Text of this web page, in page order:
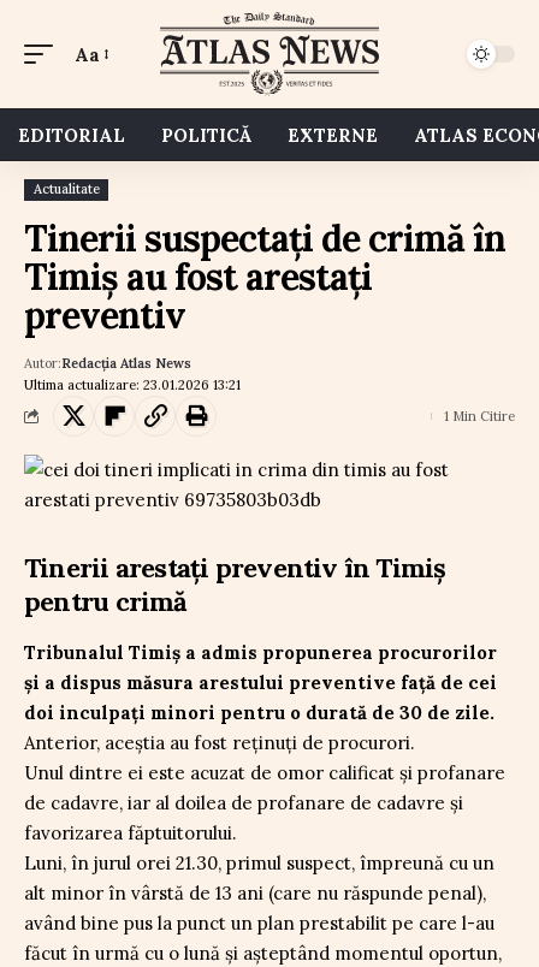
Aa
EDITORIAL POLITICĂ EXTERNE ATLAS
Actualitate
Tinerii suspectați de crimă în
Timiș au fost arestați
preventiv
Ultima actualizare: 23.01.2026 13:21
Autor:Redacția Atlas News
1 Min Citire
Tinerii arestați preventiv în Timiș
pentru crimă
Tribunalul Timiș a admis propunerea procurorilor
și a dispus măsura arestului preventive față de cei
doi inculpați minori pentru o durată de 30 de zile.
Anterior, aceștia au fost reținuți de procurori.
Unul dintre ei este acuzat de omor calificat și profanare
de cadavre, iar al doilea de profanare de cadavre și
favorizarea făptuitorului.
Luni, în jurul orei 21.30, primul suspect, împreună cu un
alt minor în vârstă de 13 ani (care nu răspunde penal),
având bine pus la punct un plan prestabilit pe care l-au
făcut în urmă cu o lună și așteptând momentul oportun,